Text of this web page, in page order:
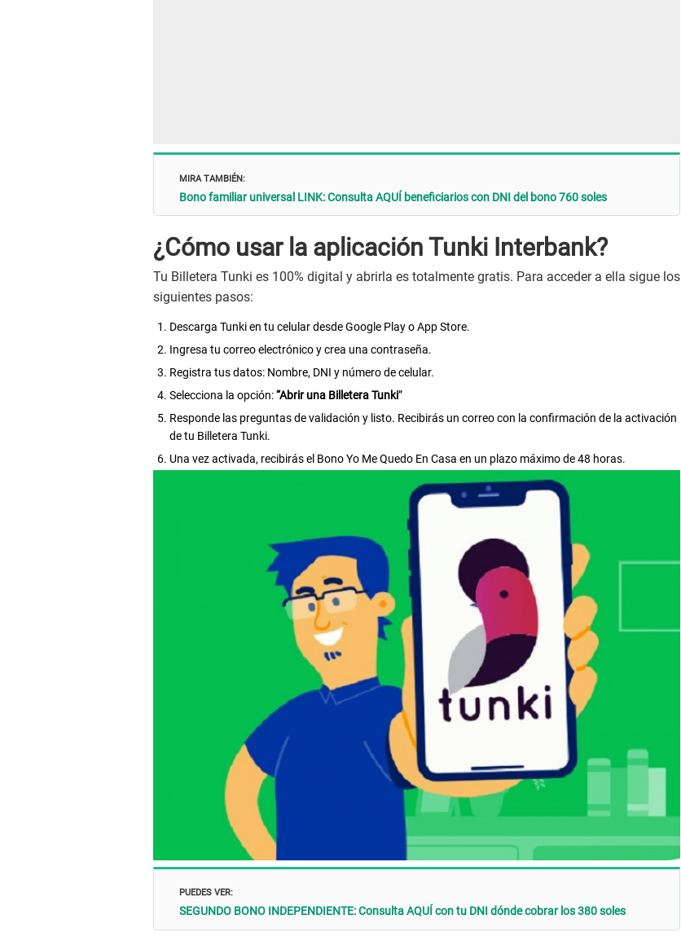
MIRA TAMBIÉN:
Bono familiar universal LINK: Consulta AQUÍ beneficiarios con DNI del bono 760 soles
¿Cómo usar la aplicación Tunki Interbank?
Tu Billetera Tunki es 100% digital y abrirla es totalmente gratis. Para acceder a ella sigue los
siguientes pasos:
Descarga Tunki en tu celular desde Google Play o App Store.
Ingresa tu correo electrónico y crea una contraseña.
Registra tus datos: Nombre, DNI y número de celular.
Selecciona la opción:“Abrir una Billetera Tunki”
Responde las preguntas de validación y listo. Recibirás un correo con la confirmación de la activación
de tu Billetera Tunki.
Una vez activada, recibirás el Bono Yo Me Quedo En Casa en un plazo máximo de 48 horas.
PUEDES VER:
SEGUNDO BONO INDEPENDIENTE: Consulta AQUÍ con tu DNI dónde cobrar los 380 soles